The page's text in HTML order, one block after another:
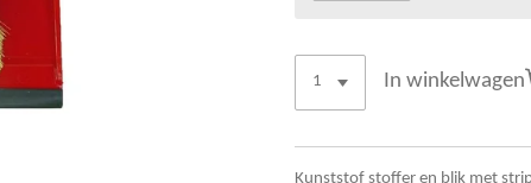
In winkelwagen
Kunststof stoffer en blik met